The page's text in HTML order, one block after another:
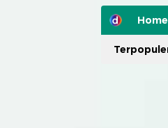
Home